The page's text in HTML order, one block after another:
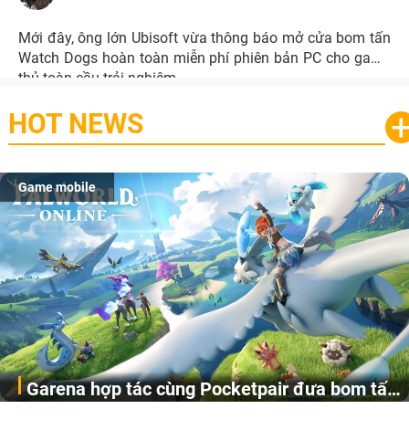
Mới đây, ông lớn Ubisoft vừa thông báo mở cửa bom tấn
Watch Dogs hoàn toàn miễn phí phiên bản PC cho game
thủ toàn cầu trải nghiệm.
HOT NEWS
Game mobile
Garena hợp tác cùng Pocketpair đưa bom tấn